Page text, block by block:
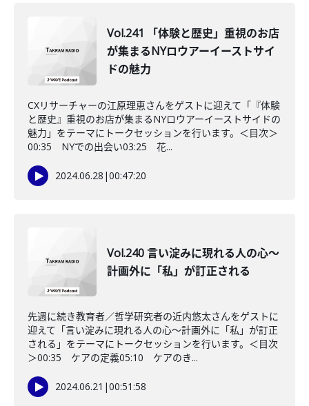
Vol.241 「体験と歴史」重視のお店
が集まるNYロウアーイーストサイ
ドの魅力
CXリサーチャーの江原理恵さんをゲストに迎えて「『体験
と歴史』重視のお店が集まるNYロウアーイーストサイドの
魅力」をテーマにトークセッションを行います。＜目次＞
00:35 NYでの出会い03:25 花...
2024.06.28 |00:47:20
Vol.240 言い淀みに現れる人の心〜
計画外に「私」が訂正される
先週に続き教育者／哲学研究者の近内悠太さんをゲストに
迎えて「言い淀みに現れる人の心〜計画外に「私」が訂正
される」をテーマにトークセッションを行います。＜目次
＞00:35 ケアの定義05:10 ケアのき...
2024.06.21 |00:51:58